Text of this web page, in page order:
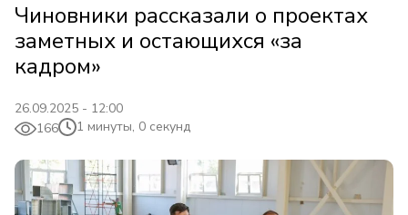
Чиновники рассказали о проектах
заметных и остающихся «за
кадром»
26.09.2025 - 12:00
166
1 минуты, 0 секунд